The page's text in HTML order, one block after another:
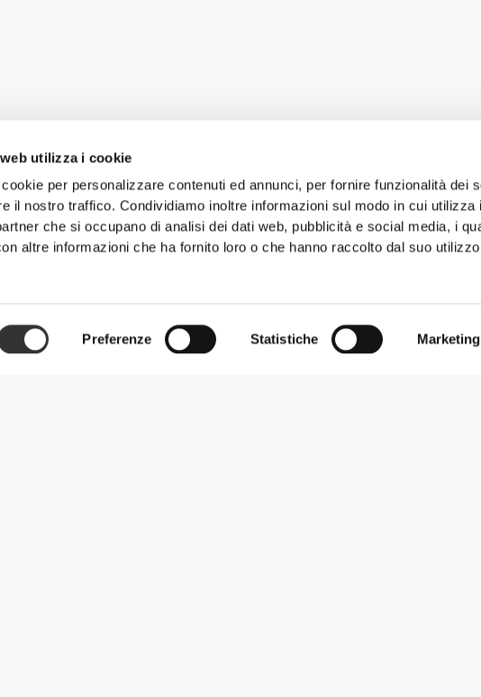
utilizza i cookie
per personalizzare contenuti ed annunci, per fornire funzionalità dei
il nostro traffico. Condividiamo inoltre informazioni sul modo in cui utilizza
che si occupano di analisi dei dati web, pubblicità e social media, i
altre informazioni che ha fornito loro o che hanno raccolto dal suo
Preferenze Statistiche Marketing